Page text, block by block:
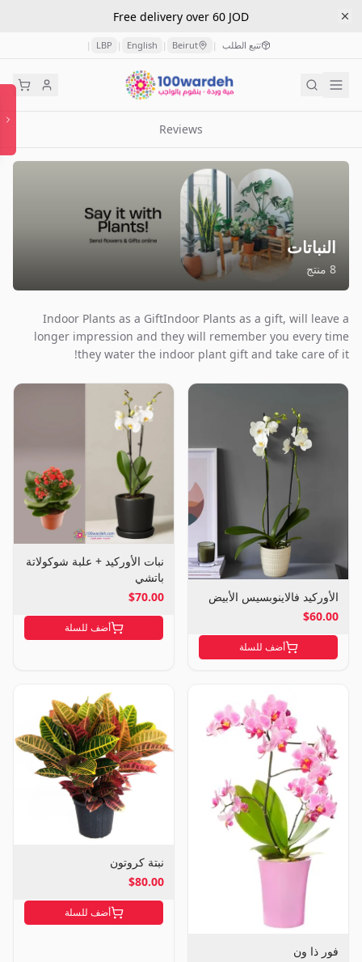
Free delivery over 60 JOD
تتبع الطلب |
Beirut
|
English
|
LBP
|
Reviews
النباتات
8 منتج
Indoor Plants as a GiftIndoor Plants as a gift, will leave a
longer impression and they will remember you every time
they water the indoor plant gift and take care of it!
الأوركيد فالاينوبسيس الأبيض
$60.00
أضف للسلة
نبات الأوركيد + علبة شوكولاتة
باتشي
$70.00
أضف للسلة
فور ذا ون
نبتة كروتون
$80.00
أضف للسلة